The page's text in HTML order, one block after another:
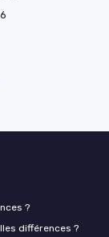
?
différences ?